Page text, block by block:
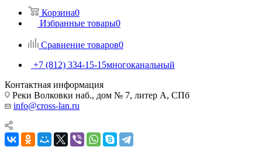
Корзина0
Избранные товары0
Сравнение товаров0
+7 (812) 334-15-15многоканальный
Контактная информация
Реки Волковки наб., дом № 7, литер А, СПб
info@cross-lan.ru